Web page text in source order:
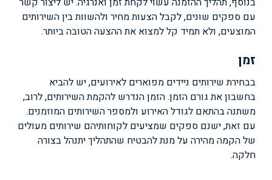
עם ספקים שונים, לקבל הצעות מחיר ולהשוות בין השירותים
המוצעים, ולא תמיד קל למצוא את ההצעה הטובה ביותר.
זמן
בבחירת שירותים ניידים מפוארים לאירועים, יש להביא
בחשבון את גורם הזמן. הזמן הנדרש להקמת השירותים, לרוב,
משתנה בהתאם לגודל האירוע ולמספר השירותים המוזמנים.
עם זאת, ישנם ספקים שמציעים לקוחותיהם שירותים מעולים
של הקמה מהירה על מנת להבטיח שהתהליך יתנהל בצורה
חלקה.